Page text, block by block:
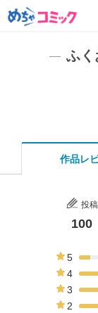
ふく
作品レ
投稿
100
5
4
3
2